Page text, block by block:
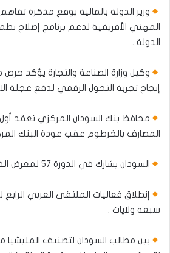
وزير الدولة بالمالية يوقع مذكرة
المهني الأفريقية لدعم برنامج إصلاح
الدولة .
وكيل وزارة الصناعة والتجارة يؤكد
إنجاح تجربة التحول الرقمي لدفع عجلة
محافظ بنك السودان المركزي تعقد
المصارف بالخرطوم عقب عودة البنك
السودان يشارك في الدورة ٥٧ لمعرض القاهرة الدولي للكتاب .
إنطلاق فعاليات الملتقى العربي
سبعه ولايات .
بين مطالب السودان لتصنيف المليشيا